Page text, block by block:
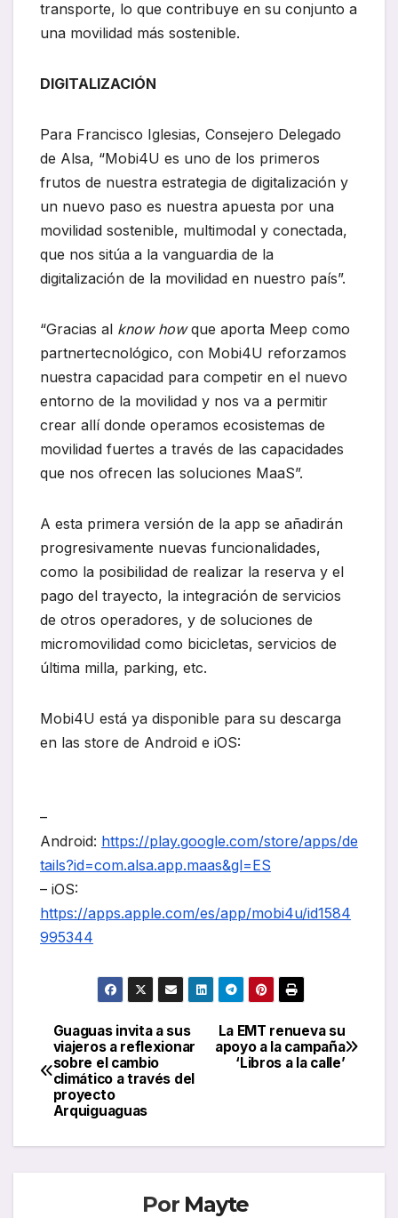
transporte, lo que contribuye en su conjunto a
una movilidad más sostenible.
DIGITALIZACIÓN
Para Francisco Iglesias, Consejero Delegado
de Alsa, “Mobi4U es uno de los primeros
frutos de nuestra estrategia de digitalización y
un nuevo paso es nuestra apuesta por una
movilidad sostenible, multimodal y conectada,
que nos sitúa a la vanguardia de la
digitalización de la movilidad en nuestro país”.
“Gracias al know howque aporta Meep como
partnertecnológico, con Mobi4U reforzamos
nuestra capacidad para competir en el nuevo
entorno de la movilidad y nos va a permitir
crear allí donde operamos ecosistemas de
movilidad fuertes a través de las capacidades
que nos ofrecen las soluciones MaaS”.
A esta primera versión de la app se añadirán
progresivamente nuevas funcionalidades,
como la posibilidad de realizar la reserva y el
pago del trayecto, la integración de servicios
de otros operadores, y de soluciones de
micromovilidad como bicicletas, servicios de
última milla, parking, etc.
Mobi4U está ya disponible para su descarga
en las store de Android e iOS:
–
Android: https://play.google.com/store/apps/de
tails?id=com.alsa.app.maas&gl=ES
– iOS:
https://apps.apple.com/es/app/mobi4u/id1584
995344
Navegación
de
entradas
La EMT renueva su
apoyo a la campaña
‘Libros a la calle’
Guaguas invita a sus
viajeros a reflexionar
sobre el cambio
climático a través del
proyecto
Arquiguaguas
Por Mayte